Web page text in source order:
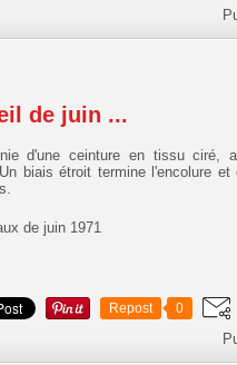
de juin ...
d'une ceinture en tissu
biais étroit termine l'encolure
de juin 1971
Repost 0